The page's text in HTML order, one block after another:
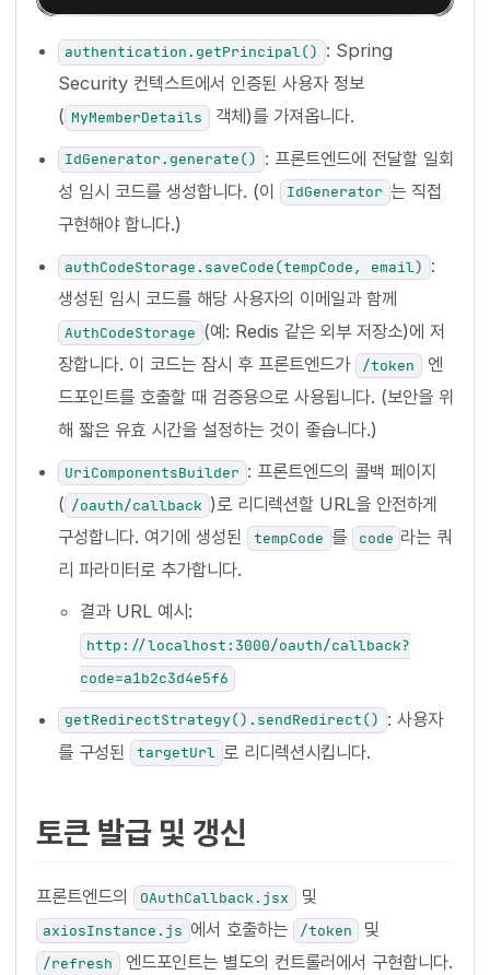
authentication.getPrincipal() : Spring
Security 컨텍스트에서 인증된 사용자 정보
( MyMemberDetails 객체)를 가져옵니다.
IdGenerator.generate() : 프론트엔드에 전달할 일회
성 임시 코드를 생성합니다. (이
IdGenerator 는 직접
구현해야 합니다.)
authCodeStorage.saveCode(tempCode, email) :
생성된 임시 코드를 해당 사용자의 이메일과 함께
AuthCodeStorage (예: Redis 같은 외부 저장소)에 저
장합니다. 이 코드는 잠시 후 프론트엔드가
/token 엔
드포인트를 호출할 때 검증용으로 사용됩니다. (보안을 위
해 짧은 유효 시간을 설정하는 것이 좋습니다.)
UriComponentsBuilder : 프론트엔드의 콜백 페이지
( /oauth/callback )로 리디렉션할 URL을 안전하게
구성합니다. 여기에 생성된
tempCode 를 code 라는 쿼
리 파라미터로 추가합니다.
결과 URL 예시:
http://localhost:3000/oauth/callback?
code=a1b2c3d4e5f6
getRedirectStrategy().sendRedirect() : 사용자
를 구성된
targetUrl 로 리디렉션시킵니다.
토큰 발급 및 갱신
프론트엔드의 OAuthCallback.jsx 및
axiosInstance.js 에서 호출하는 /token 및
/refresh 엔드포인트는 별도의 컨트롤러에서 구현합니다.